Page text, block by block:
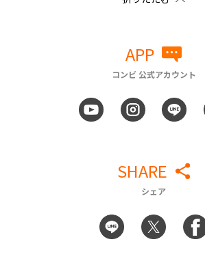
APP
コンビ 公式アカウント
SHARE
シェア